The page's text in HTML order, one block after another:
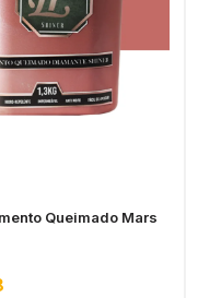
Queimado Mars